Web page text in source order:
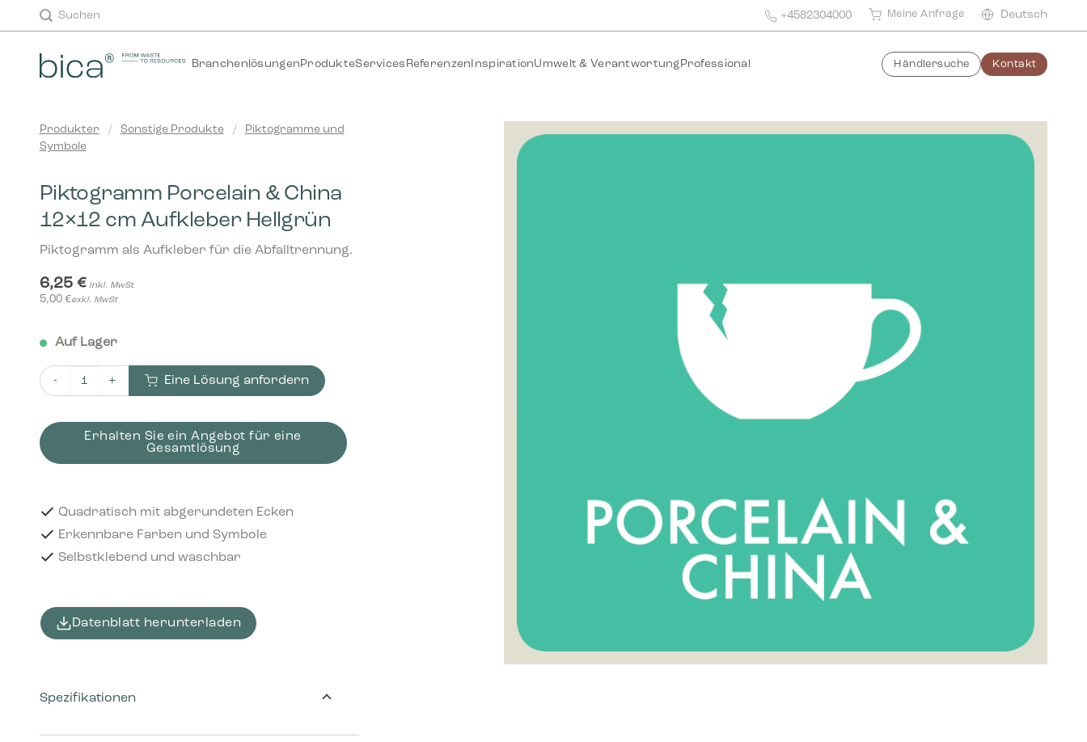
Inhalt
Suchen +4582304000 Meine Anfrage Deutsch
Branchenlösungen ProdukteServices Referenzen InspirationUmwelt & Verantwortung Professional Händlersuche Kontakt
Produkter / Sonstige Produkte /
Piktogramme und
Symbole
Piktogramm Porcelain & China
12×12 cm Aufkleber Hellgrün
Piktogramm als Aufkleber für die Abfalltrennung.
6,25 € inkl. MwSt
5,00 €exkl. MwSt
Auf Lager
Piktogramm Porcelain & China 12x12 cm Aufkleber Hellgrün Menge
Eine Lösung anfordern
Erhalten Sie ein Angebot für eine
Gesamtlösung
Quadratisch mit abgerundeten Ecken
Erkennbare Farben und Symbole
Selbstklebend und waschbar
Datenblatt herunterladen
Spezifikationen